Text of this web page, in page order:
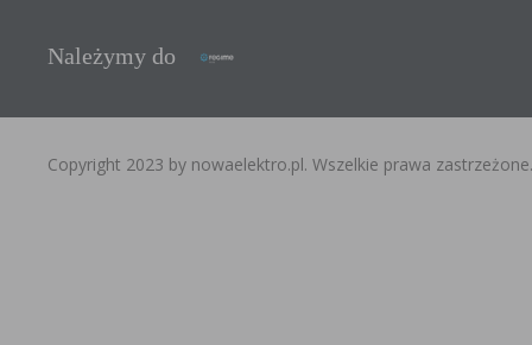
Należymy do
Copyright 2023 by nowaelektro.pl. Wszelkie prawa zastrzeżone.